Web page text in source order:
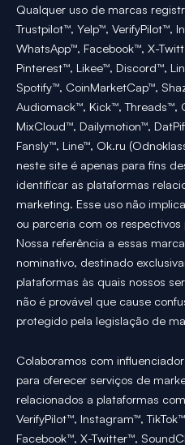
Qualquer uso de marcas
Trustpilot™, Yelp™, VerifyPilot™,
WhatsApp™, Facebook™, X-
Pinterest™, Likee™, Discord™,
Spotify™, CoinMarketCap™,
Audiomack™, Kick™, Threads™,
MixCloud™, Dailymotion™,
Fansly™, Line™, Ok.ru
neste site é apenas para fins
identificar as plataformas
marketing. Esse uso não
ou parceria com os
Nossa referência a essas
nominativo, destinado
plataformas às quais nossos
não é provável que cause
protegido pela legislação de
Colaboramos com
para oferecer serviços de
relacionados a plataformas
VerifyPilot™, Instagram™,
Facebook™, X-Twitter™,